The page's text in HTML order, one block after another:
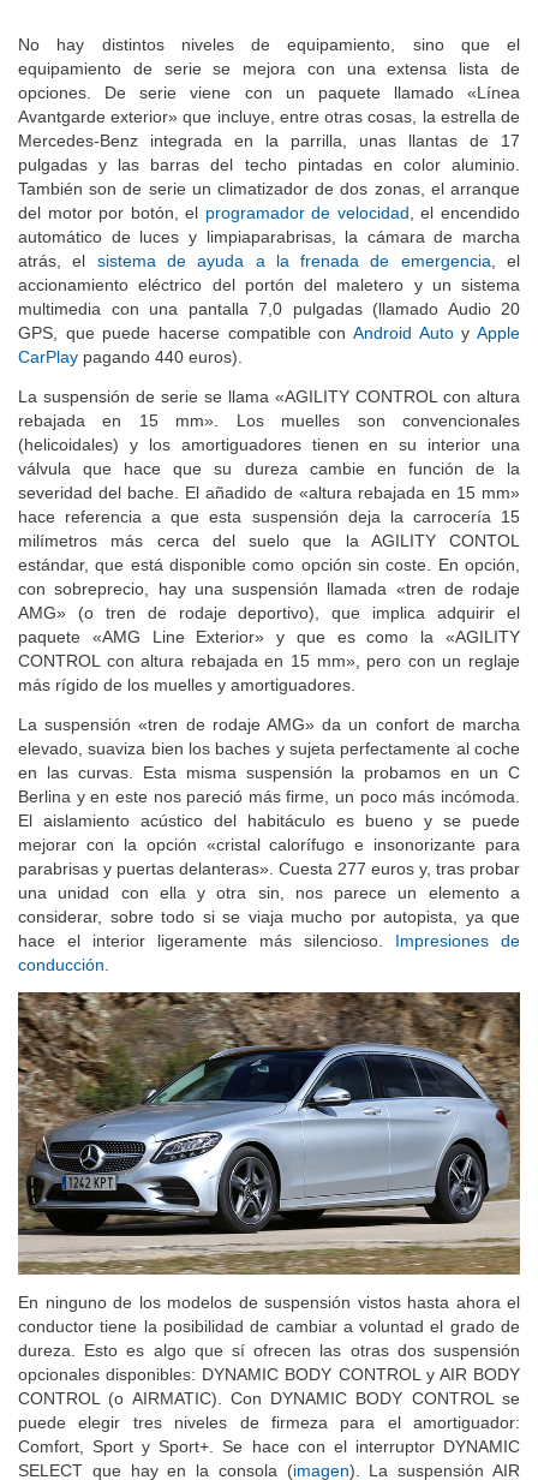
No hay distintos niveles de equipamiento, sino que el
equipamiento de serie se mejora con una extensa lista de
opciones. De serie viene con un paquete llamado «Línea
Avantgarde exterior» que incluye, entre otras cosas, la estrella de
Mercedes-Benz integrada en la parrilla, unas llantas de 17
pulgadas y las barras del techo pintadas en color aluminio.
También son de serie un climatizador de dos zonas, el arranque
del motor por botón, el programador de velocidad , el encendido
automático de luces y limpiaparabrisas, la cámara de marcha
atrás, el sistema de ayuda a la frenada de emergencia , el
accionamiento eléctrico del portón del maletero y un sistema
multimedia con una pantalla 7,0 pulgadas (llamado Audio 20
GPS, que puede hacerse compatible con Android AutoyApple
CarPlay pagando 440 euros).
La suspensión de serie se llama «AGILITY CONTROL con altura
rebajada en 15 mm». Los muelles son convencionales
(helicoidales) y los amortiguadores tienen en su interior una
válvula que hace que su dureza cambie en función de la
severidad del bache. El añadido de «altura rebajada en 15 mm»
hace referencia a que esta suspensión deja la carrocería 15
milímetros más cerca del suelo que la AGILITY CONTOL
estándar, que está disponible como opción sin coste. En opción,
con sobreprecio, hay una suspensión llamada «tren de rodaje
AMG» (o tren de rodaje deportivo), que implica adquirir el
paquete «AMG Line Exterior» y que es como la «AGILITY
CONTROL con altura rebajada en 15 mm», pero con un reglaje
más rígido de los muelles y amortiguadores.
La suspensión «tren de rodaje AMG» da un confort de marcha
elevado, suaviza bien los baches y sujeta perfectamente al coche
en las curvas. Esta misma suspensión la probamos en un C
Berlina y en este nos pareció más firme, un poco más incómoda.
El aislamiento acústico del habitáculo es bueno y se puede
mejorar con la opción «cristal calorífugo e insonorizante para
parabrisas y puertas delanteras». Cuesta 277 euros y, tras probar
una unidad con ella y otra sin, nos parece un elemento a
considerar, sobre todo si se viaja mucho por autopista, ya que
hace el interior ligeramente más silencioso. Impresiones de
conducción
En ninguno de los modelos de suspensión vistos hasta ahora el
conductor tiene la posibilidad de cambiar a voluntad el grado de
dureza. Esto es algo que sí ofrecen las otras dos suspensión
opcionales disponibles: DYNAMIC BODY CONTROL y AIR BODY
CONTROL (o AIRMATIC). Con DYNAMIC BODY CONTROL se
puede elegir tres niveles de firmeza para el amortiguador:
Comfort, Sport y Sport+. Se hace con el interruptor DYNAMIC
SELECT que hay en la consola (imagen). La suspensión AIR